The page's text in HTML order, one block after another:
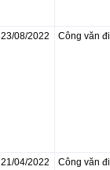
23/08/2022 Công văn đi
21/04/2022 Công văn đi